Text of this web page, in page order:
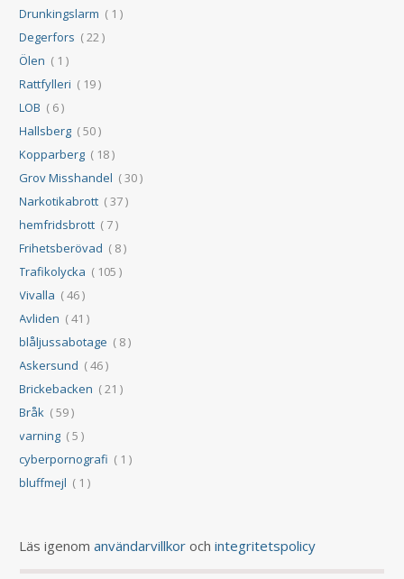
Drunkingslarm ( 1 )
Degerfors ( 22 )
Ölen ( 1 )
Rattfylleri ( 19 )
LOB ( 6 )
Hallsberg ( 50 )
Kopparberg ( 18 )
Grov Misshandel ( 30 )
Narkotikabrott ( 37 )
hemfridsbrott ( 7 )
Frihetsberövad ( 8 )
Trafikolycka ( 105 )
Vivalla ( 46 )
Avliden ( 41 )
blåljussabotage ( 8 )
Askersund ( 46 )
Brickebacken ( 21 )
Bråk ( 59 )
varning ( 5 )
cyberpornografi ( 1 )
bluffmejl ( 1 )
Läs igenomanvändarvillkor ochintegritetspolicy